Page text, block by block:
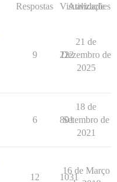
Respostas Visualizações
Atividade
9 222
21 de
Dezembro de
2025
6 801
18 de
Setembro de
2021
12 1031
16 de Março